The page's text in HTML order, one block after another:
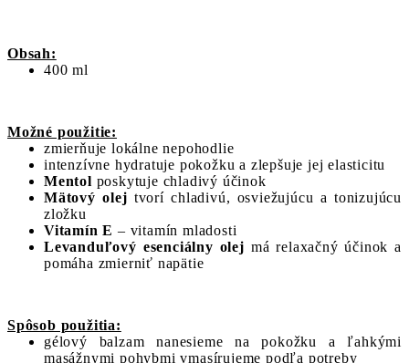
Obsah:
400 ml
Možné použitie:
zmierňuje lokálne nepohodlie
intenzívne hydratuje pokožku a zlepšuje jej elasticitu
Mentol poskytuje chladivý účinok
Mätový olej tvorí chladivú, osviežujúcu a tonizujúcu
zložku
Vitamín E – vitamín mladosti
Levanduľový esenciálny olej má relaxačný účinok a
pomáha zmierniť napätie
Spôsob použitia:
gélový balzam nanesieme na pokožku a ľahkými
masážnymi pohybmi vmasírujeme podľa potreby